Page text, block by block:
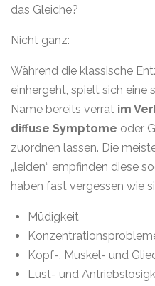
das Gleiche?
Nicht ganz:
Während die klassische
einhergeht, spielt sich eine
Name bereits verrät im
diffuse Symptome oder
zuordnen lassen. Die
„leiden“ empfinden diese
haben fast vergessen wie
Müdigkeit
Kopf-, Muskel- und
Lust- und